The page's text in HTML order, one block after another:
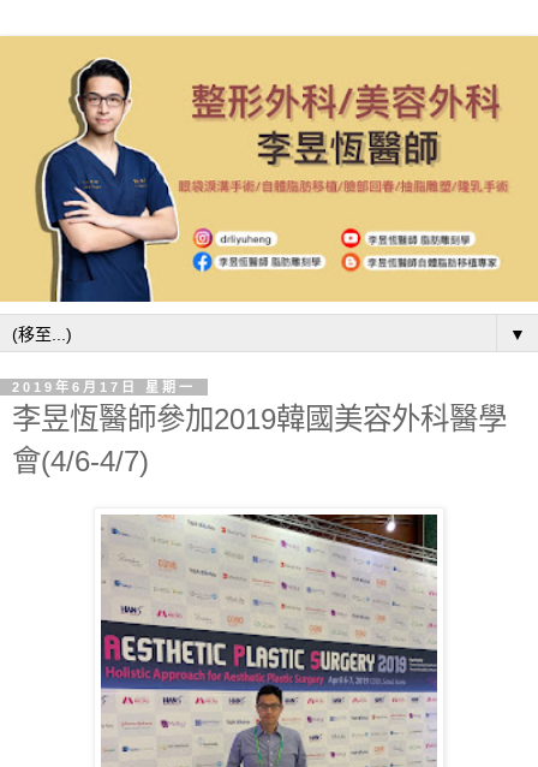
▼
2019年6月17日 星期一
李昱恆醫師參加2019韓國美容外科醫學
會(4/6-4/7)